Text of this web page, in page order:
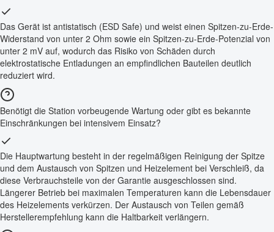
Das Gerät ist antistatisch (ESD Safe) und weist einen Spitzen-zu-Erde-
Widerstand von unter 2 Ohm sowie ein Spitzen-zu-Erde-Potenzial von
unter 2 mV auf, wodurch das Risiko von Schäden durch
elektrostatische Entladungen an empfindlichen Bauteilen deutlich
reduziert wird.
Benötigt die Station vorbeugende Wartung oder gibt es bekannte
Einschränkungen bei intensivem Einsatz?
Die Hauptwartung besteht in der regelmäßigen Reinigung der Spitze
und dem Austausch von Spitzen und Heizelement bei Verschleiß, da
diese Verbrauchsteile von der Garantie ausgeschlossen sind.
Längerer Betrieb bei maximalen Temperaturen kann die Lebensdauer
des Heizelements verkürzen. Der Austausch von Teilen gemäß
Herstellerempfehlung kann die Haltbarkeit verlängern.